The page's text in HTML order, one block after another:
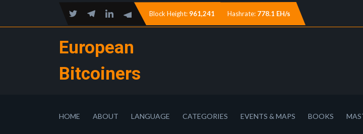
Block Height: 961,241 Hashrate: 778.1 EH/s
European
Bitcoiners
HOME ABOUT LANGUAGE CATEGORIES EVENTS & MAPS BOOKS